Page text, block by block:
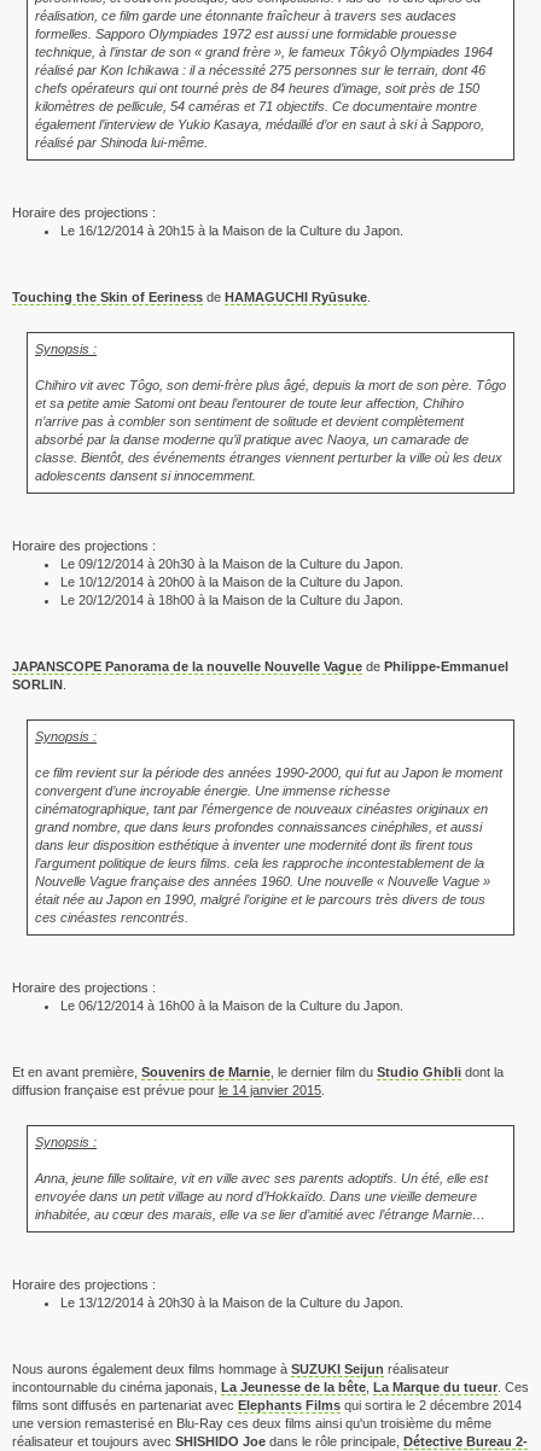
réalisation, ce film garde une étonnante fraîcheur à travers ses audaces
formelles. Sapporo Olympiades 1972 est aussi une formidable prouesse
technique, à l’instar de son « grand frère », le fameux Tôkyô Olympiades 1964
réalisé par Kon Ichikawa : il a nécessité 275 personnes sur le terrain, dont 46
chefs opérateurs qui ont tourné près de 84 heures d’image, soit près de 150
kilomètres de pellicule, 54 caméras et 71 objectifs. Ce documentaire montre
également l’interview de Yukio Kasaya, médaillé d’or en saut à ski à Sapporo,
réalisé par Shinoda lui-même.
Horaire des projections :
Le 16/12/2014 à 20h15 à la Maison de la Culture du Japon.
Touching the Skin of Eeriness de HAMAGUCHI Ryūsuke
Synopsis :
Chihiro vit avec Tôgo, son demi-frère plus âgé, depuis la mort de son père. Tôgo
et sa petite amie Satomi ont beau l’entourer de toute leur affection, Chihiro
n’arrive pas à combler son sentiment de solitude et devient complètement
absorbé par la danse moderne qu’il pratique avec Naoya, un camarade de
classe. Bientôt, des événements étranges viennent perturber la ville où les deux
adolescents dansent si innocemment.
Horaire des projections :
Le 09/12/2014 à 20h30 à la Maison de la Culture du Japon.
Le 10/12/2014 à 20h00 à la Maison de la Culture du Japon.
Le 20/12/2014 à 18h00 à la Maison de la Culture du Japon.
JAPANSCOPE Panorama de la nouvelle Nouvelle Vague de Philippe-Emmanuel
SORLIN
Synopsis :
ce film revient sur la période des années 1990-2000, qui fut au Japon le moment
convergent d’une incroyable énergie. Une immense richesse
cinématographique, tant par l’émergence de nouveaux cinéastes originaux en
grand nombre, que dans leurs profondes connaissances cinéphiles, et aussi
dans leur disposition esthétique à inventer une modernité dont ils firent tous
l’argument politique de leurs films. cela les rapproche incontestablement de la
Nouvelle Vague française des années 1960. Une nouvelle « Nouvelle Vague »
était née au Japon en 1990, malgré l’origine et le parcours très divers de tous
ces cinéastes rencontrés.
Horaire des projections :
Le 06/12/2014 à 16h00 à la Maison de la Culture du Japon.
Et en avant première, Souvenirs de Marnie , le dernier film du Studio Ghibli dont la
diffusion française est prévue pour le 14 janvier 2015
Synopsis :
Anna, jeune fille solitaire, vit en ville avec ses parents adoptifs. Un été, elle est
envoyée dans un petit village au nord d’Hokkaïdo. Dans une vieille demeure
inhabitée, au cœur des marais, elle va se lier d’amitié avec l’étrange Marnie…
Horaire des projections :
Le 13/12/2014 à 20h30 à la Maison de la Culture du Japon.
Nous aurons également deux films hommage à SUZUKI Seijun réalisateur
incontournable du cinéma japonais, La Jeunesse de la bête La Marque du tueur . Ces
films sont diffusés en partenariat avec Elephants Films qui sortira le 2 décembre 2014
une version remasterisé en Blu-Ray ces deux films ainsi qu'un troisième du même
réalisateur et toujours avec SHISHIDO Joe dans le rôle principale, Détective Bureau 2-